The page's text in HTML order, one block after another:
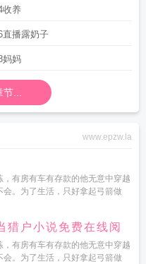
收养
直播露奶子
妈妈
...
www.epzw.la
有房有车有存款的他无意中穿越
。为了生活，只好拿起弓箭做
猎户小说免费在线阅
有房有车有存款的他无意中穿越
。为了生活，只好拿起弓箭做